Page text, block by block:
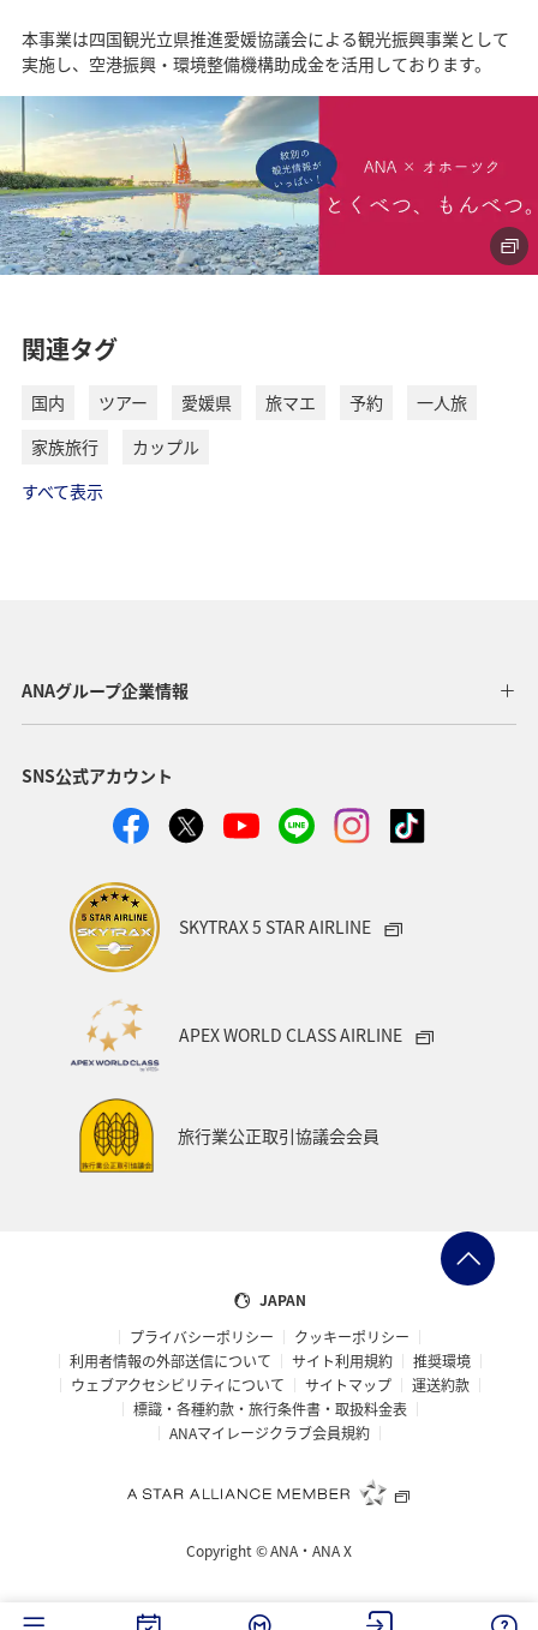
生した東予の「焼き」鯛めしは、焼いた鯛の香ばしさを洋
風な味わいで楽しめるのが特徴です。
じゃこ天
練り物の一種で、愛媛では知らない人はいないほどポピュ
ラーな食べ物です。宇和海でとれる新鮮な小魚を、皮や骨
ごとすりつぶし、平らにして揚げたもので、小魚の豊かな
味わうこともできます。
みかんジュース
全国トップクラスの生産量を誇る愛媛のみかん。フレッシ
本事業は四国観光立県推進愛媛協議会による観光振興事業として
実施し、空港振興・環境整備機構助成金を活用しております。
関連タグ
国内 ツアー 愛媛県 旅マエ 予約
一人旅
家族旅行
カップル
すべて表示
ANAグループ企業情報
SNS公式アカウント
SKYTRAX 5 STAR AIRLINE
APEX WORLD CLASS AIRLINE
旅行業公正取引協議会会員
JAPAN
プライバシーポリシー
クッキーポリシー
利用者情報の外部送信について
サイト利用規約
推奨環境
ウェブアクセシビリティについて
サイトマップ
運送約款
標識・各種約款・旅行条件書・取扱料金表
ANAマイレージクラブ会員規約
Copyright ©ANA・ANA X